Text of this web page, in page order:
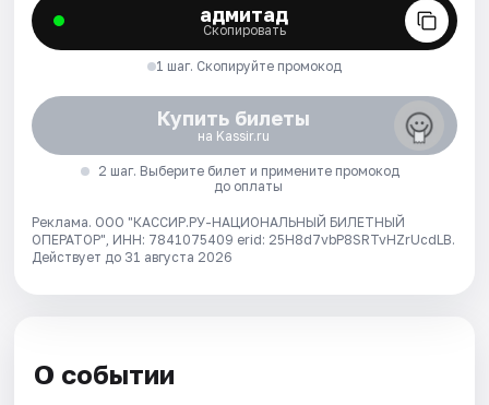
адмитад
Скопировать
1 шаг. Скопируйте промокод
Купить билеты
на Kassir.ru
2 шаг. Выберите билет и примените промокод
до оплаты
Реклама. ООО "КАССИР.РУ-НАЦИОНАЛЬНЫЙ БИЛЕТНЫЙ
ОПЕРАТОР", ИНН: 7841075409 erid: 25H8d7vbP8SRTvHZrUcdLB.
Действует до 31 августа 2026
О событии